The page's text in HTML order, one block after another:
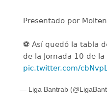
Presentado por
⚽ Así quedó la tabla
de la Jornada 10 de
pic.twitter.com/
— Liga Bantrab